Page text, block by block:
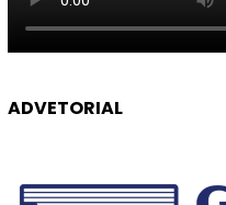
ADVETORIAL